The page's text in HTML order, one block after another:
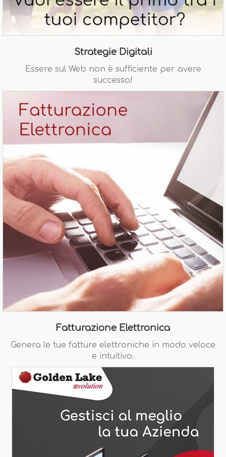
Strategie Digitali
Essere sul Web non è sufficiente per avere
successo!
Fatturazione Elettronica
Genera le tue fatture elettroniche in modo veloce
e intuitivo.